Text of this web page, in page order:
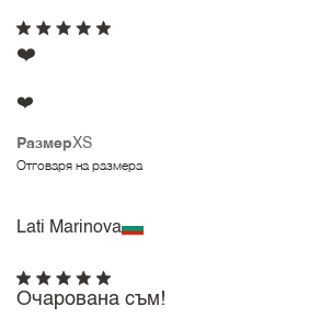
РазмерXS
Отговаря на размера
❤️
❤️
Lati Marinova
Очарована съм!